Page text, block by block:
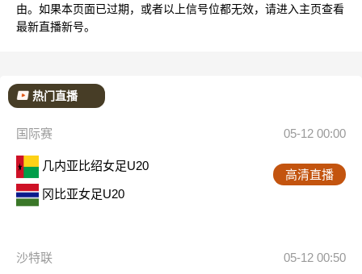
由。如果本页面已过期，或者以上信号位都无效，请进入主页查看
最新直播新号。
热门直播
国际赛 05-12 00:00
几内亚比绍女足U20
冈比亚女足U20
高清直播
沙特联 05-12 00:50